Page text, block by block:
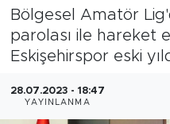
Bölgesel Amatör
parolası ile hareket
Eskişehirspor eski
28.07.2023 - 18:47
YAYINLANMA
Sağlık
Ekonomi
Eğitim
Tüm Manşetler
Son Dakika
Haber Arşivi